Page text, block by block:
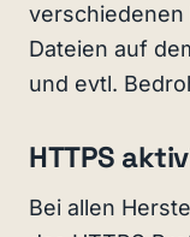
verschiedenen
Dateien auf
und evtl.
HTTPS
Bei allen